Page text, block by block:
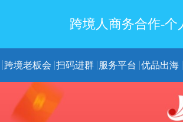
跨境人商务合作-个
跨境老板会 扫码进群 服务平台 优品出海